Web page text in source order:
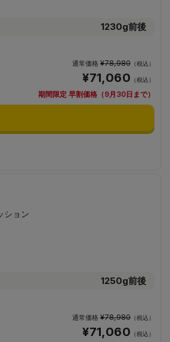
1230g前後
通常価格 ¥78,980 （税込）
¥71,060 （税込）
期間限定 早割価格（9月30日まで）
1250g前後
通常価格 ¥78,980 （税込）
¥71,060 （税込）